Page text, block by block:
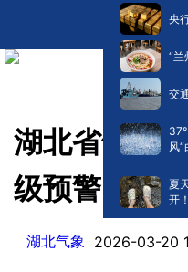
央
“兰
交
风
夏
开！
湖北省气象
级预警
湖北气象 2026-03-20